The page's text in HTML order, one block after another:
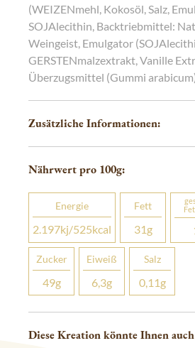
(WEIZENmehl, Kokosöl, Salz,
SOJAlecithin, Backtriebmittel:
Weingeist, Emulgator
GERSTENmalzextrakt, Vanille
Überzugsmittel (Gummi
Zusätzliche Informationen:
Nährwert pro 100g:
Energie
2.197kj/525kcal
Fett
31g
Zucker
49g
Eiweiß
6,3g
Salz
0,11g
Diese Kreation könnte Ihnen auch